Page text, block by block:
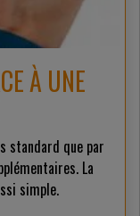
À UNE
standard que par
La
simple.